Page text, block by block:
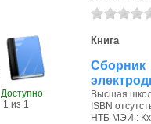
Доступно
1 из 1
Книга
Сборник
Высшая
ISBN
НТБ МЭИ : Кх